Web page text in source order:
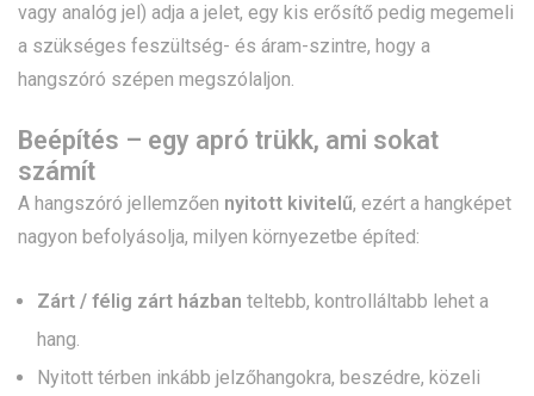
vagy analóg jel) adja a jelet, egy kis erősítő pedig megemeli
a szükséges feszültség- és áram-szintre, hogy a
hangszóró szépen megszólaljon.
Beépítés – egy apró trükk, ami sokat
számít
A hangszóró jellemzően nyitott kivitelű, ezért a hangképet
nagyon befolyásolja, milyen környezetbe építed:
Zárt / félig zárt házban teltebb, kontrolláltabb lehet a
hang.
Nyitott térben inkább jelzőhangokra, beszédre, közeli